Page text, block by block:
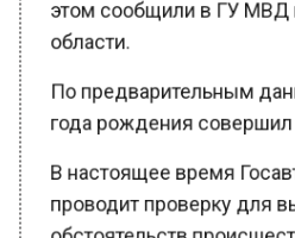
области.
года рождения
проводит проверку для
обстоятельств